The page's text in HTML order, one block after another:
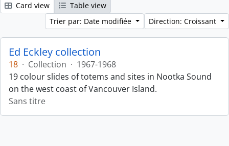
Card view
Table view
Trier par: Date modifiée
Direction: Croissant
Ed Eckley collection
18 · Collection · 1967-1968
19 colour slides of totems and sites in Nootka Sound
on the west coast of Vancouver Island.
Sans titre